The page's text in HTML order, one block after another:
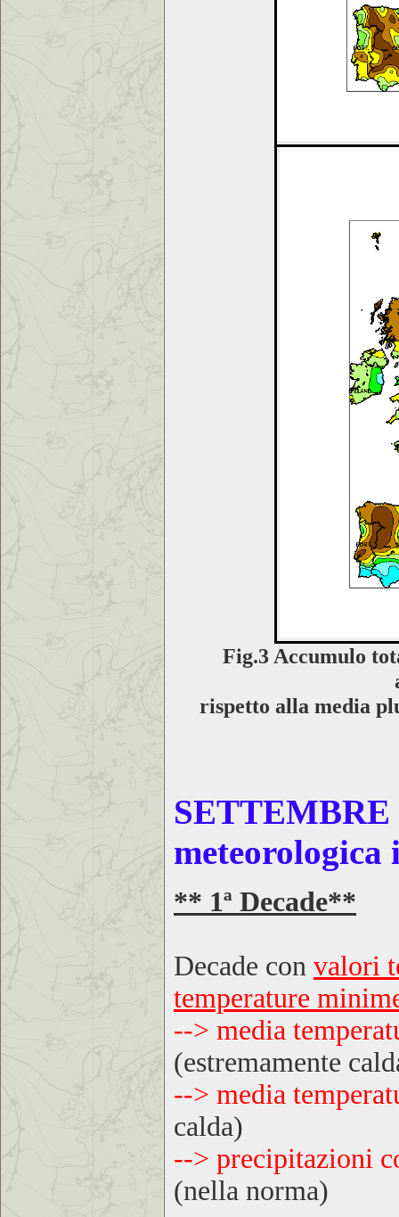
Fig.3 Accumulo
rispetto alla media
meteorologica
** 1ª Decade**
Decade con valori
temperature
--> media
(estremamente
--> media
calda)
--> precipitazioni
(nella norma)